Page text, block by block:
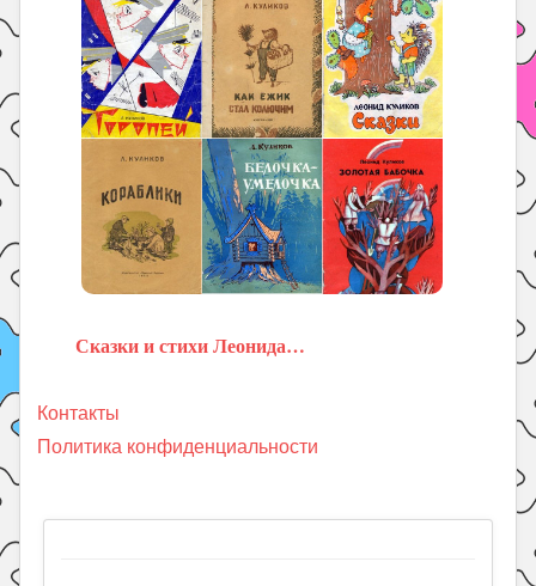
Сказки и стихи Леонида…
Контакты
Политика конфиденциальности